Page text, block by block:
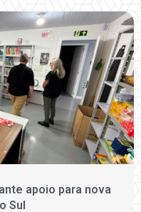
apoio para nova
Sul